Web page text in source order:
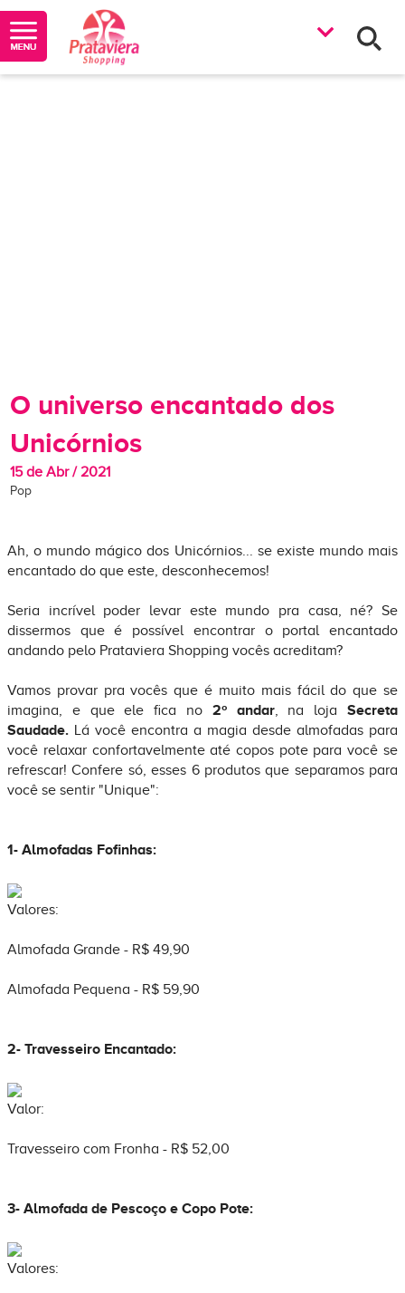
O universo encantado dos
Unicórnios
15 de Abr / 2021
Pop
Ah, o mundo mágico dos Unicórnios... se existe mundo mais
encantado do que este, desconhecemos!
Seria incrível poder levar este mundo pra casa, né? Se
dissermos que é possível encontrar o portal encantado
andando pelo Prataviera Shopping vocês acreditam?
Vamos provar pra vocês que é muito mais fácil do que se
imagina, e que ele fica no 2º andar, na loja Secreta
Saudade. Lá você encontra a magia desde almofadas para
você relaxar confortavelmente até copos pote para você se
refrescar! Confere só, esses 6 produtos que separamos para
você se sentir "Unique":
1- Almofadas Fofinhas:
Valores:
Almofada Grande - R$ 49,90
Almofada Pequena - R$ 59,90
2- Travesseiro Encantado:
Valor:
Travesseiro com Fronha - R$ 52,00
3- Almofada de Pescoço e Copo Pote:
Valores: